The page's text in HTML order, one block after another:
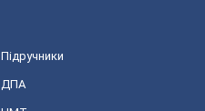
Підручники
ДПА